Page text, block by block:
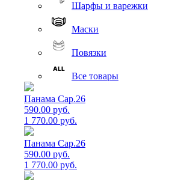
Шарфы и варежки
Маски
Повязки
Все товары
Панама Cap.26
590.00 руб.
1 770.00 руб.
Панама Cap.26
590.00 руб.
1 770.00 руб.